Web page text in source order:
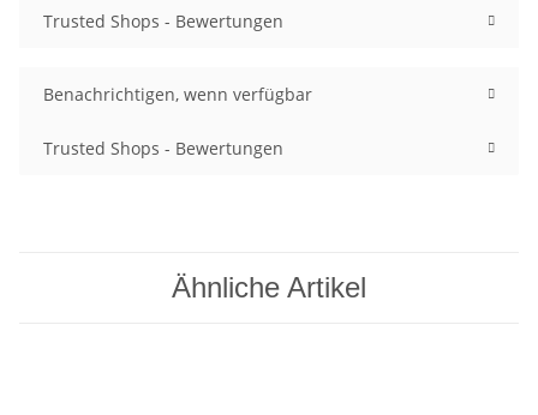
Trusted Shops - Bewertungen
Benachrichtigen, wenn verfügbar
Trusted Shops - Bewertungen
Ähnliche Artikel